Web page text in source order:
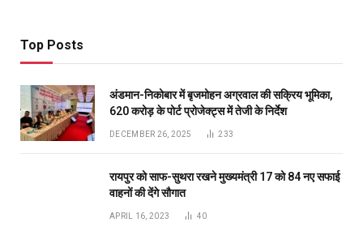
Top Posts
अंडमान-निकोबार में बृजमोहन अग्रवाल की सक्रिय भूमिका,
620 करोड़ के पोर्ट प्रोजेक्ट्स में तेजी के निर्देश
DECEMBER 26, 2025 233
रायपुर को साफ-सुथरा रखने मुख्यमंत्री 17 को 84 नए सफाई
वाहनों की देंगे सौगात
APRIL 16, 2023 40